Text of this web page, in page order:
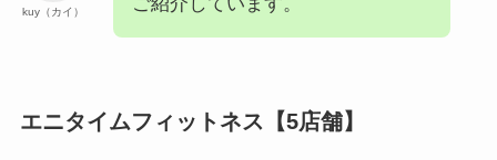
kuy（カイ）
エニタイムフィットネス【5店舗】